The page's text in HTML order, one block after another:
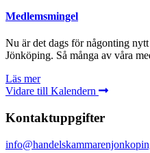
Medlemsmingel
Nu är det dags för någonting
Jönköping. Så många av våra
Läs mer
Vidare till Kalendern
Kontaktuppgifter